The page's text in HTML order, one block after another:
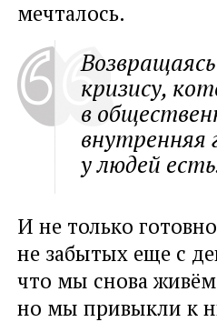
мечталось.
кризису,
в
внутренняя
у людей
И не только
не забытых еще с
что мы снова
но мы привыкли к